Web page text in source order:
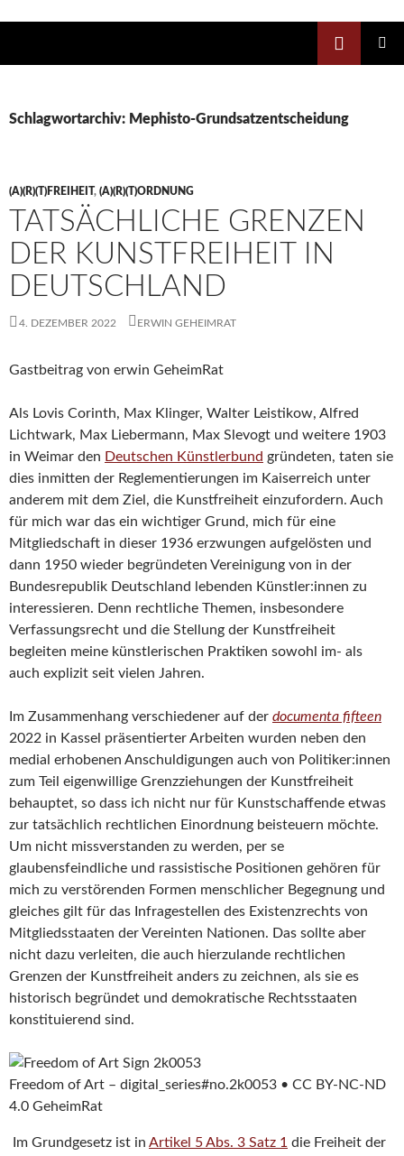
Schlagwortarchiv: Mephisto-Grundsatzentscheidung
(A)(R)(T)FREIHEIT, (A)(R)(T)ORDNUNG
TATSÄCHLICHE GRENZEN
DER KUNSTFREIHEIT IN
DEUTSCHLAND
4. DEZEMBER 2022 ERWIN GEHEIMRAT
Gastbeitrag von erwin GeheimRat
Als Lovis Corinth, Max Klinger, Walter Leistikow, Alfred
Lichtwark, Max Liebermann, Max Slevogt und weitere 1903
in Weimar den Deutschen Künstlerbund gründeten, taten sie
dies inmitten der Reglementierungen im Kaiserreich unter
anderem mit dem Ziel, die Kunstfreiheit einzufordern. Auch
für mich war das ein wichtiger Grund, mich für eine
Mitgliedschaft in dieser 1936 erzwungen aufgelösten und
dann 1950 wieder begründeten Vereinigung von in der
Bundesrepublik Deutschland lebenden Künstler:innen zu
interessieren. Denn rechtliche Themen, insbesondere
Verfassungsrecht und die Stellung der Kunstfreiheit
begleiten meine künstlerischen Praktiken sowohl im- als
auch explizit seit vielen Jahren.
Im Zusammenhang verschiedener auf der documenta fifteen
2022 in Kassel präsentierter Arbeiten wurden neben den
medial erhobenen Anschuldigungen auch von Politiker:innen
zum Teil eigenwillige Grenzziehungen der Kunstfreiheit
behauptet, so dass ich nicht nur für Kunstschaffende etwas
zur tatsächlich rechtlichen Einordnung beisteuern möchte.
Um nicht missverstanden zu werden, per se
glaubensfeindliche und rassistische Positionen gehören für
mich zu verstörenden Formen menschlicher Begegnung und
gleiches gilt für das Infragestellen des Existenzrechts von
Mitgliedsstaaten der Vereinten Nationen. Das sollte aber
nicht dazu verleiten, die auch hierzulande rechtlichen
Grenzen der Kunstfreiheit anders zu zeichnen, als sie es
historisch begründet und demokratische Rechtsstaaten
konstituierend sind.
Freedom of Art – digital_series#no.2k0053 • CC BY-NC-ND
4.0 GeheimRat
Im Grundgesetz ist in Artikel 5 Abs. 3 Satz 1 die Freiheit der